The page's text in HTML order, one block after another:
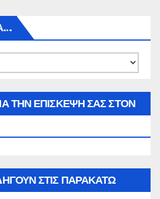
ΤΗΝ ΕΠΙΣΚΕΨΗ ΣΑΣ ΣΤΟΝ
ΣΤΙΣ ΠΑΡΑΚΆΤΩ